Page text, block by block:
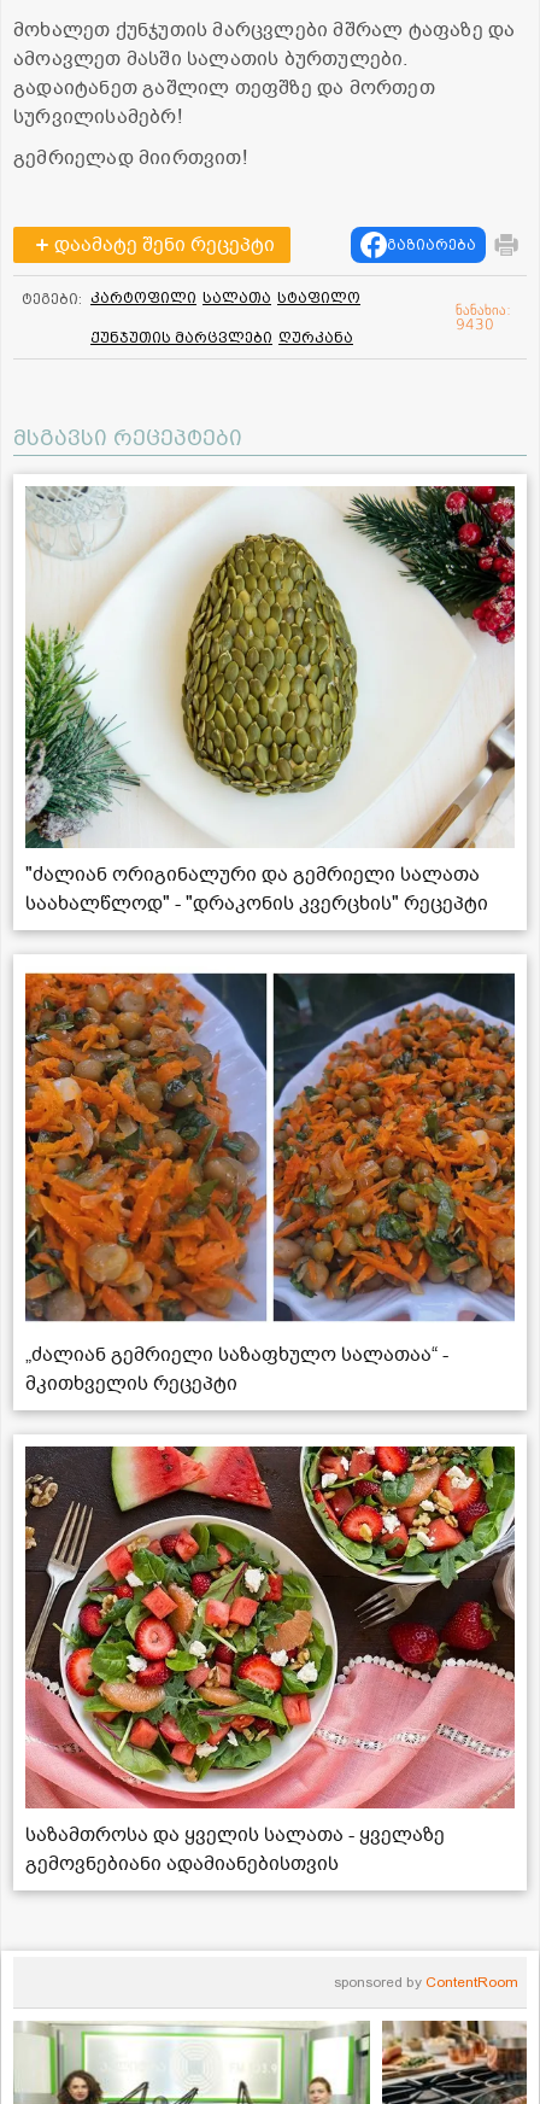
მოხალეთ ქუნჯუთის მარცვლები მშრალ ტაფაზე და
ამოავლეთ მასში სალათის ბურთულები.
გადაიტანეთ გაშლილ თეფშზე და მორთეთ
სურვილისამებრ!
გემრიელად მიირთვით!
დაამატე შენი რეცეპტი გაზიარება
ტეგები: კარტოფილი სალათა სტაფილო
ქუნჯუთის მარცვლები ღურკანა
ნანახია:
9430
მსგავსი რეცეპტები
"ძალიან ორიგინალური და გემრიელი სალათა
საახალწლოდ" - "დრაკონის კვერცხის" რეცეპტი
„ძალიან გემრიელი საზაფხულო სალათაა“ -
მკითხველის რეცეპტი
საზამთროსა და ყველის სალათა - ყველაზე
გემოვნებიანი ადამიანებისთვის
sponsored by ContentRoom